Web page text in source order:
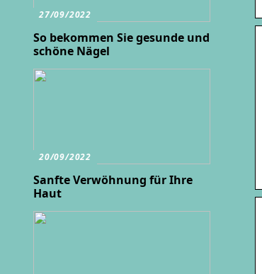
27/09/2022
So bekommen Sie gesunde und
schöne Nägel
20/09/2022
Sanfte Verwöhnung für Ihre
Haut